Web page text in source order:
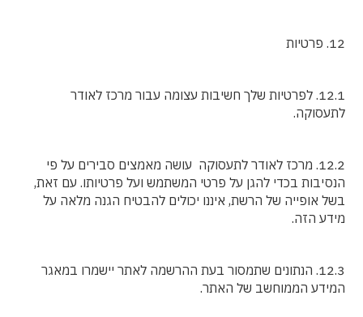
12. פרטיות
12.1. לפרטיות שלך חשיבות עצומה עבור מרכז לאודר
לתעסוקה.
12.2. מרכז לאודר לתעסוקה עושה מאמצים סבירים על פי
הנסיבות בכדי להגן על פרטי המשתמש ועל פרטיותו. עם זאת,
בשל אופייה של הרשת, איננו יכולים להבטיח הגנה מלאה על
מידע הזה.
12.3. הנתונים שתמסור בעת ההרשמה לאתר יישמרו במאגר
המידע הממוחשב של האתר.